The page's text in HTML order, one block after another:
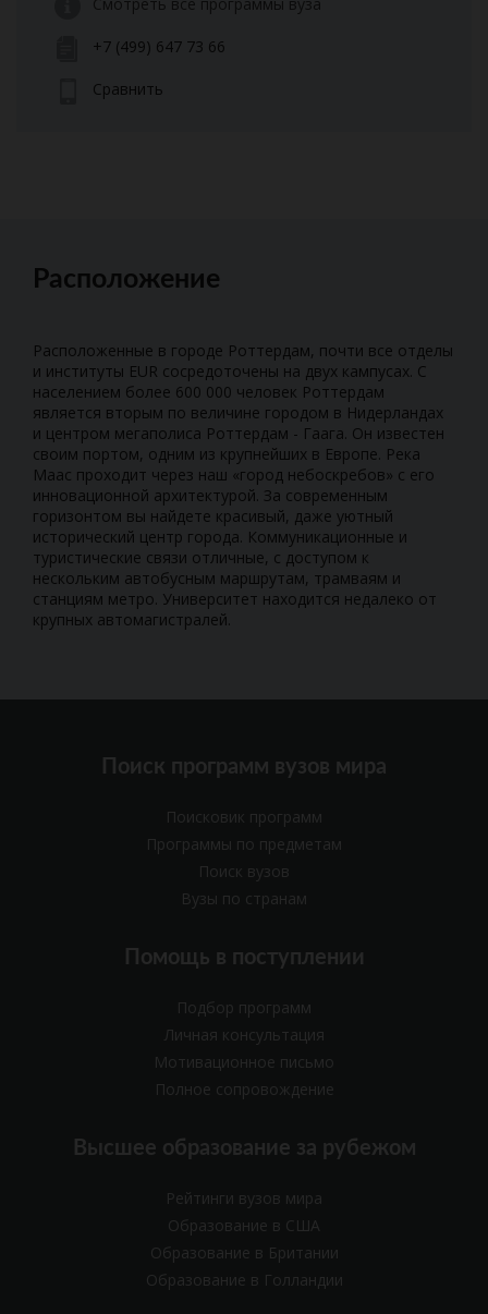
Смотреть все программы вуза
+7 (499) 647 73 66
Сравнить
Расположение
Расположенные в городе Роттердам, почти все отделы
и институты EUR сосредоточены на двух кампусах. С
населением более 600 000 человек Роттердам
является вторым по величине городом в Нидерландах
и центром мегаполиса Роттердам - Гаага. Он известен
своим портом, одним из крупнейших в Европе. Река
Маас проходит через наш «город небоскребов» с его
инновационной архитектурой. За современным
горизонтом вы найдете красивый, даже уютный
исторический центр города. Коммуникационные и
туристические связи отличные, с доступом к
нескольким автобусным маршрутам, трамваям и
станциям метро. Университет находится недалеко от
крупных автомагистралей.
Поиск программ вузов мира
Поисковик программ
Программы по предметам
Поиск вузов
Вузы по странам
Помощь в поступлении
Подбор программ
Личная консультация
Мотивационное письмо
Полное сопровождение
Высшее образование за рубежом
Рейтинги вузов мира
Образование в США
Образование в Британии
Образование в Голландии